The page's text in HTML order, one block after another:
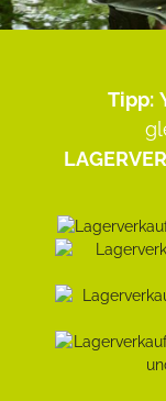
Tipp: